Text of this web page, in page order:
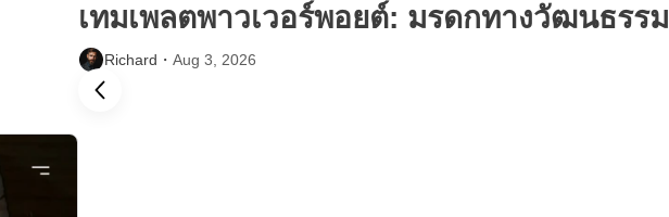
เทมเพลตพาวเวอร์พอยต์: มรดกทางวัฒนธรรม
Richard・ Aug 3, 2026